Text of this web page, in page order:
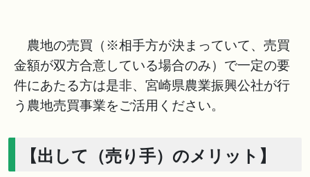
農地の売買（※相手方が決まっていて、売買
金額が双方合意している場合のみ）で一定の要
件にあたる方は是非、宮崎県農業振興公社が行
う農地売買事業をご活用ください。
【出して（売り手）のメリット】